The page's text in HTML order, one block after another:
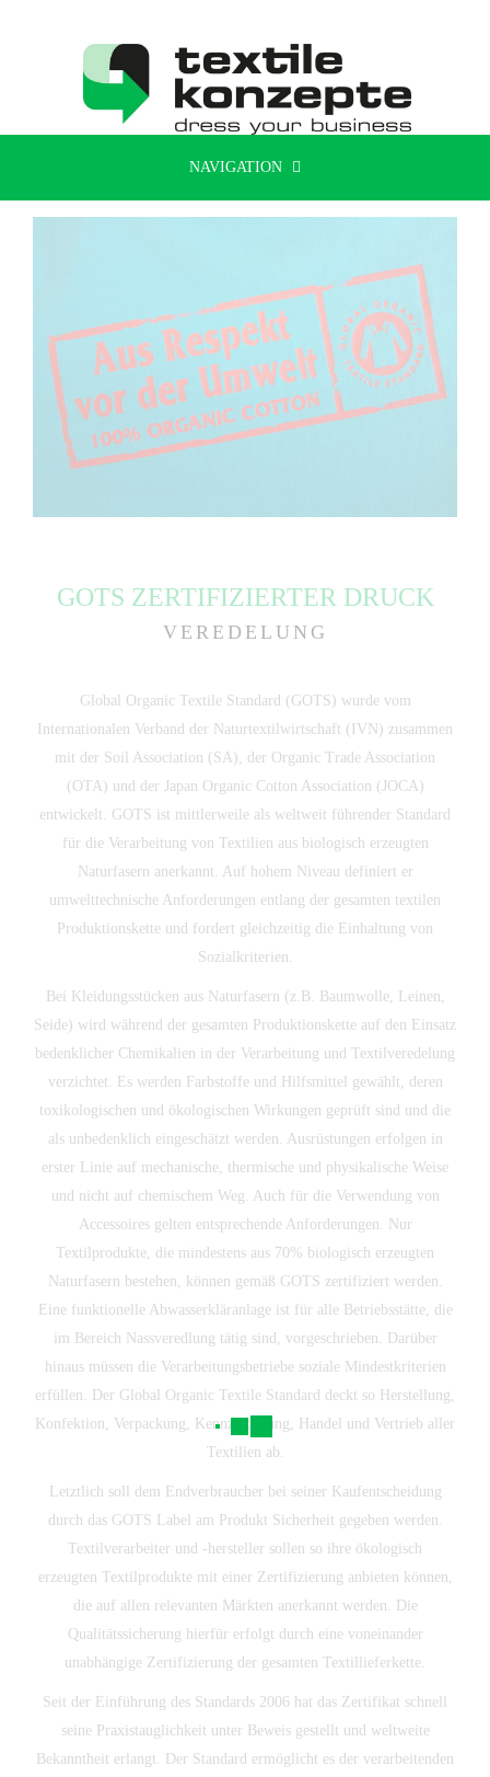
NAVIGATION
GOTS ZERTIFIZIERTER DRUCK
VEREDELUNG
Global Organic Textile Standard (GOTS) wurde vom
Internationalen Verband der Naturtextilwirtschaft (IVN) zusammen
mit der Soil Association (SA), der Organic Trade Association
(OTA) und der Japan Organic Cotton Association (JOCA)
entwickelt. GOTS ist mittlerweile als weltweit führender Standard
für die Verarbeitung von Textilien aus biologisch erzeugten
Naturfasern anerkannt. Auf hohem Niveau definiert er
umwelttechnische Anforderungen entlang der gesamten textilen
Produktionskette und fordert gleichzeitig die Einhaltung von
Sozialkriterien.
Bei Kleidungsstücken aus Naturfasern (z.B. Baumwolle, Leinen,
Seide) wird während der gesamten Produktionskette auf den Einsatz
bedenklicher Chemikalien in der Verarbeitung und Textilveredelung
verzichtet. Es werden Farbstoffe und Hilfsmittel gewählt, deren
toxikologischen und ökologischen Wirkungen geprüft sind und die
als unbedenklich eingeschätzt werden. Ausrüstungen erfolgen in
erster Linie auf mechanische, thermische und physikalische Weise
und nicht auf chemischem Weg. Auch für die Verwendung von
Accessoires gelten entsprechende Anforderungen. Nur
Textilprodukte, die mindestens aus 70% biologisch erzeugten
Naturfasern bestehen, können gemäß GOTS zertifiziert werden.
Eine funktionelle Abwasserkläranlage ist für alle Betriebsstätte, die
im Bereich Nassveredlung tätig sind, vorgeschrieben. Darüber
hinaus müssen die Verarbeitungsbetriebe soziale Mindestkriterien
erfüllen. Der Global Organic Textile Standard deckt so Herstellung,
Konfektion, Verpackung, Kennzeichnung, Handel und Vertrieb aller
Textilien ab.
Letztlich soll dem Endverbraucher bei seiner Kaufentscheidung
durch das GOTS Label am Produkt Sicherheit gegeben werden.
Textilverarbeiter und -hersteller sollen so ihre ökologisch
erzeugten Textilprodukte mit einer Zertifizierung anbieten können,
die auf allen relevanten Märkten anerkannt werden. Die
Qualitätssicherung hierfür erfolgt durch eine voneinander
unabhängige Zertifizierung der gesamten Textillieferkette.
Seit der Einführung des Standards 2006 hat das Zertifikat schnell
seine Praxistauglichkeit unter Beweis gestellt und weltweite
Bekanntheit erlangt. Der Standard ermöglicht es der verarbeitenden